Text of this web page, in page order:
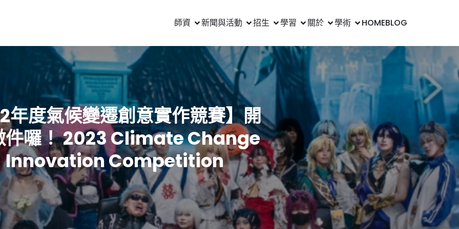
師資 新聞與活動 招生 學習 關於 學術 HOMEBLOG
年度氣候變遷創意實作競賽】開
件囉！ 2023 Climate Change
Innovation Competition